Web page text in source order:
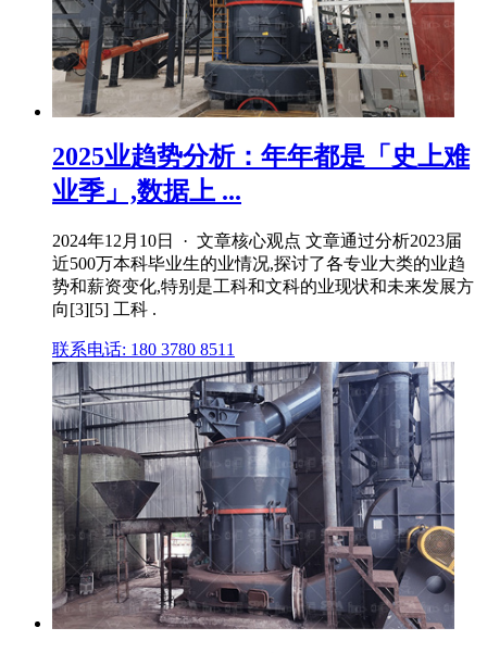
2025业趋势分析：年年都是「史上难
业季」,数据上 ...
2024年12月10日 · 文章核心观点 文章通过分析2023届
近500万本科毕业生的业情况,探讨了各专业大类的业趋
势和薪资变化,特别是工科和文科的业现状和未来发展方
向[3][5] 工科 .
联系电话: 180 3780 8511